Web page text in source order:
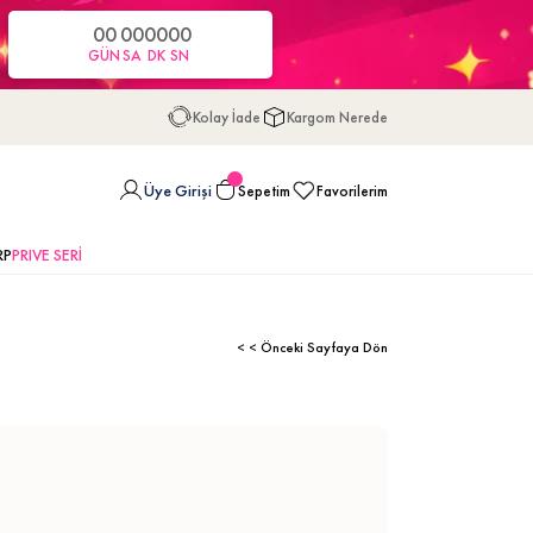
00
GÜN
00
SA
00
DK
00
SN
Kolay İade Kargom Nerede
Üye Girişi Sepetim Favorilerim
PRIVE SERİ
< < Önceki Sayfaya Dön